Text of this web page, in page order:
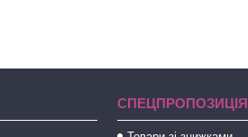
СПЕЦПРОПОЗИЦІЯ